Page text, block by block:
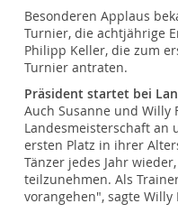
Besonderen Applaus
Turnier, die achtjährige
Philipp Keller, die zum
Turnier antraten.
Präsident startet bei
Auch Susanne und
Landesmeisterschaft an
ersten Platz in ihrer
Tänzer jedes Jahr
teilzunehmen. Als
vorangehen", sagte Willy